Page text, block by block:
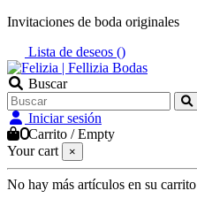
Invitaciones de boda originales
Lista de deseos ()
Buscar
Iniciar sesión
0Carrito /Empty
Your cart
×
No hay más artículos en su carrito